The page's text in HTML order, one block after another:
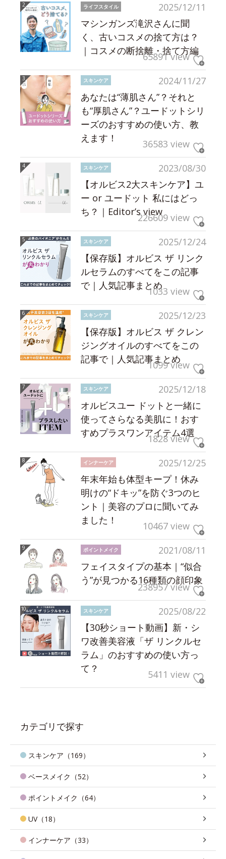
2025/12/11
ライフスタイル
マシンガンズ滝沢さんに聞
く、古いコスメの捨て方は？
｜コスメの断捨離・捨て方編
65891 view
2024/11/27
スキンケア
あなたは“薄肌さん”？それと
も“厚肌さん”？ユードットシリ
ーズのおすすめの使い方、教
えます！
36583 view
2023/08/30
スキンケア
【オルビス2大スキンケア】ユ
ー or ユードット 私にはどっ
ち？｜Editor’s view226609 view
2025/12/24
スキンケア
【保存版】オルビス ザ リンク
ルセラムのすべてをこの記事
で｜人気記事まとめ1033 view
2025/12/23
スキンケア
【保存版】オルビス ザ クレン
ジングオイルのすべてをこの
記事で｜人気記事まとめ
1099 view
2025/12/18
スキンケア
オルビスユー ドットと一緒に
使ってさらなる美肌に！おす
すめプラスワンアイテム4選
1828 view
2025/12/25
インナーケア
年末年始も体型キープ！休み
明けの“ドキッ”を防ぐ3つのヒ
ント｜美容のプロに聞いてみ
ました！
10467 view
2021/08/11
ポイントメイク
フェイスタイプの基本｜“似合
う”が見つかる16種類の顔印象
238957 view
2025/08/22
スキンケア
【30秒ショート動画】新・シ
ワ改善美容液「ザ リンクルセ
ラム」のおすすめの使い方っ
て？
5411 view
カテゴリで探す
スキンケア（169）
ベースメイク（52）
ポイントメイク（64）
UV（18）
インナーケア（33）